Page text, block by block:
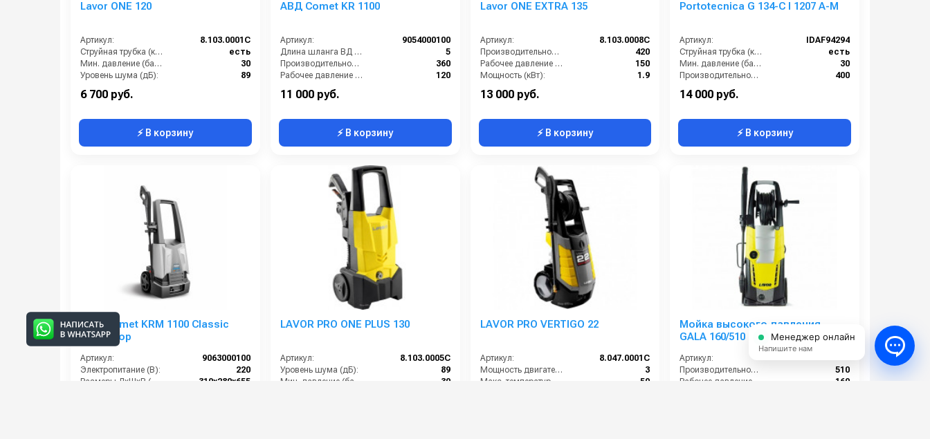
Lavor ONE 120
Артикул:
8.103.0001C
Струйная трубка (копьё):
есть
Мин. давление (бар):
30
Уровень шума (дБ):
89
6 700 руб.
⚡ В корзину
АВД Comet KR 1100
Артикул:
9054000100
Длина шланга ВД (м):
5
Производительность (л/ч):
360
Рабочее давление (бар):
120
Мощность (кВт):
11 000 руб.
⚡ В корзину
Lavor ONE EXTRA 135
Артикул:
8.103.0008C
Производительность (л/ч):
420
Рабочее давление (бар):
150
Мощность (кВт):
1.9
Электропитание (В):
13 000 руб.
⚡ В корзину
Portotecnica G 134-C I 1207 A-M
Артикул:
IDAF94294
Струйная трубка (копьё):
есть
Мин. давление (бар):
30
Производительность (л/ч):
400
14 000 руб.
⚡ В корзину
АВД Comet KRM 1100 Classic
Total stop
Артикул:
9063000100
Электропитание (В):
220
310x280x655
LAVOR PRO ONE PLUS 130
Артикул:
8.103.0005C
Уровень шума (дБ):
89
30
LAVOR PRO VERTIGO 22
Артикул:
8.047.0001C
Мощность двигателя (лс):
3
Макс. температура воды на входе (°C):
50
Мойка высокого давления
GALA 160/510
Артикул:
Производительность (л/ч):
510
160
Менеджер онлайн
Напишите нам